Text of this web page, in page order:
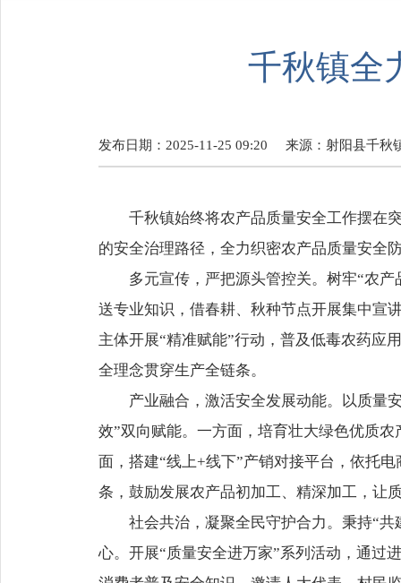
千秋镇全
发布日期：2025-11-25 09:20 来源： 射阳县千秋
千秋镇始终将农产品质量安全工作摆在突
的安全治理路径，全力织密农产品质量安全
多元宣传，严把源头管控关。树牢“农产
送专业知识，借春耕、秋种节点开展集中宣
主体开展“精准赋能”行动，普及低毒农药应
全理念贯穿生产全链条。
产业融合，激活安全发展动能。以质量安
效”双向赋能。一方面，培育壮大绿色优质
面，搭建“线上+线下”产销对接平台，依托
条，鼓励发展农产品初加工、精深加工，让
社会共治，凝聚全民守护合力。秉持“共
心。开展“质量安全进万家”系列活动，通过